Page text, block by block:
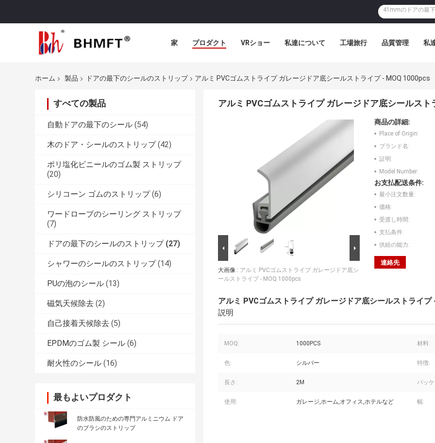
家 プロダクト VRショー 私達について 工場旅行 品質管理 私
ホーム 製品 ドアの最下のシールのストリップ アルミ PVCゴムストライプ ガレージドア底シールストライプ - MOQ 1000pcs
すべての製品
自動ドアの最下のシール (54)
木のドア・シールのストリップ (42)
ポリ塩化ビニールのゴム製 ストリップ
(20)
シリコーン ゴムのストリップ (6)
ワードローブのシーリング ストリップ
(7)
ドアの最下のシールのストリップ (27)
シャワーのシールのストリップ (14)
PUの泡のシール (13)
磁気天候除去 (2)
自己接着天候除去 (5)
EPDMのゴム製 シール (6)
耐火性のシール (16)
最もよいプロダクト
防水防風のための専門アルミニウム ドア
のブラシのストリップ
アルミ PVCゴムストライプ ガレージドア底シールス
大画像 : アルミ PVCゴムストライプ ガレージドア底シ
ールストライプ - MOQ 1000pcs
商品の詳細:
Place of Origin:
ブランド名:
証明:
Model Number:
お支払配送条件:
最小注文数量:
価格:
受渡し時間:
支払条件:
供給の能力:
連絡先
アルミ PVCゴムストライプ ガレージドア底シールストライ
説明
MOQ: 1000PCS 材料:
色: シルバー 特徴:
長さ: 2M パッ
使用: ガレージ,ホーム,オフィス,ホテルなど 幅: